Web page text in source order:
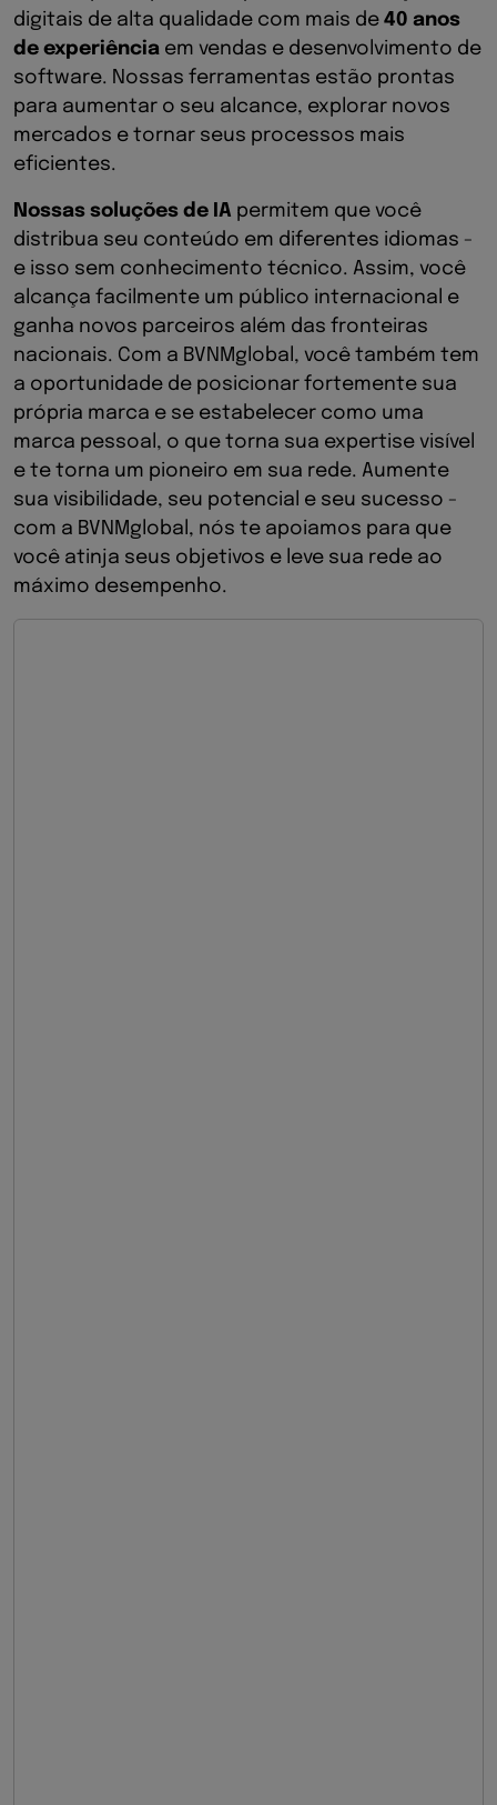
digitais de alta qualidade com mais de 40 anos
de experiência em vendas e desenvolvimento de
software. Nossas ferramentas estão prontas
para aumentar o seu alcance, explorar novos
mercados e tornar seus processos mais
eficientes.
Nossas soluções de IA permitem que você
distribua seu conteúdo em diferentes idiomas -
e isso sem conhecimento técnico. Assim, você
alcança facilmente um público internacional e
ganha novos parceiros além das fronteiras
nacionais. Com a BVNMglobal, você também tem
a oportunidade de posicionar fortemente sua
própria marca e se estabelecer como uma
marca pessoal, o que torna sua expertise visível
e te torna um pioneiro em sua rede. Aumente
sua visibilidade, seu potencial e seu sucesso -
com a BVNMglobal, nós te apoiamos para que
você atinja seus objetivos e leve sua rede ao
máximo desempenho.